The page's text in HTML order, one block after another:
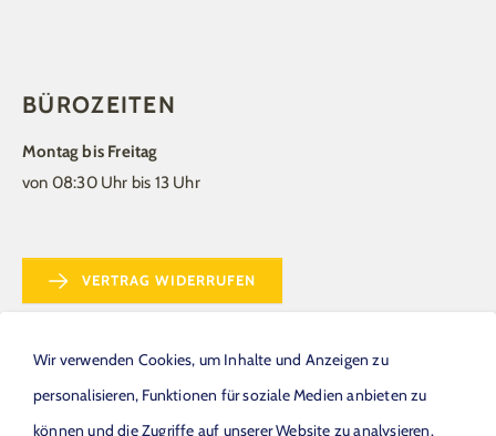
BÜROZEITEN
Montag bis Freitag
von 08:30 Uhr bis 13 Uhr
VERTRAG WIDERRUFEN
Wir verwenden Cookies, um Inhalte und Anzeigen zu
personalisieren, Funktionen für soziale Medien anbieten zu
können und die Zugriffe auf unserer Website zu analysieren.